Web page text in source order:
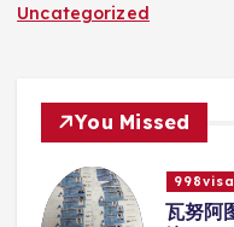
Uncategorized
You Missed
998visa
瓦努阿